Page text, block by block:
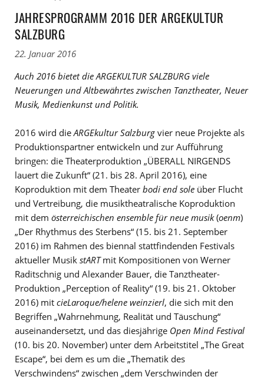
JAHRESPROGRAMM 2016 DER ARGEKULTUR
SALZBURG
22. Januar 2016
Auch 2016 bietet die ARGEKULTUR SALZBURG viele
Neuerungen und Altbewährtes zwischen Tanztheater, Neuer
Musik, Medienkunst und Politik.
2016 wird die ARGEkultur Salzburg vier neue Projekte als
Produktionspartner entwickeln und zur Aufführung
bringen: die Theaterproduktion „ÜBERALL NIRGENDS
lauert die Zukunft“ (21. bis 28. April 2016), eine
Koproduktion mit dem Theater bodi end sole über Flucht
und Vertreibung, die musiktheatralische Koproduktion
mit dem österreichischen ensemble für neue musik(oenm)
„Der Rhythmus des Sterbens“ (15. bis 21. September
2016) im Rahmen des biennal stattfindenden Festivals
aktueller Musik stARTmit Kompositionen von Werner
Raditschnig und Alexander Bauer, die Tanztheater-
Produktion „Perception of Reality“ (19. bis 21. Oktober
2016) mit cieLaroque/helene weinzierl, die sich mit den
Begriffen „Wahrnehmung, Realität und Täuschung“
auseinandersetzt, und das diesjährige Open Mind Festival
(10. bis 20. November) unter dem Arbeitstitel „The Great
Escape“, bei dem es um die „Thematik des
Verschwindens“ zwischen „dem Verschwinden der